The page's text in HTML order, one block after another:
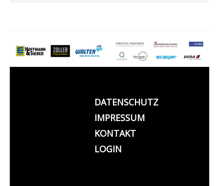
DATENSCHUTZ
IMPRESSUM
KONTAKT
LOGIN